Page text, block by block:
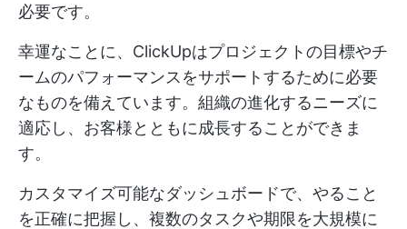
必要です。
幸運なことに、ClickUpはプロジェクトの目標やチ
ームのパフォーマンスをサポートするために必要
なものを備えています。組織の進化するニーズに
適応し、お客様とともに成長することができま
す。
カスタマイズ可能なダッシュボードで、やること
を正確に把握し、複数のタスクや期限を大規模に